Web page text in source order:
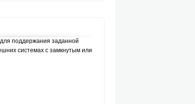
поддержания заданной
системах с замкнутым или